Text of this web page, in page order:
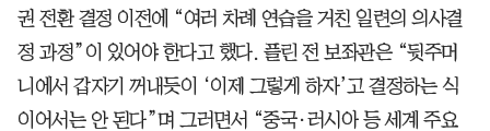
권 전환 결정 이전에 “여러 차례 연습을 거친 일련의 의사결
정 과정”이 있어야 한다고 했다. 플린 전 보좌관은 “뒷주머
니에서 갑자기 꺼내듯이 ‘이제 그렇게 하자’고 결정하는 식
이어서는 안 된다”며 그러면서 “중국·러시아 등 세계 주요